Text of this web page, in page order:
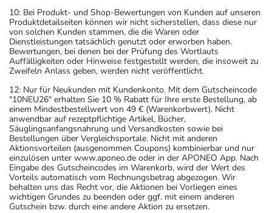
10: Bei Produkt- und Shop-Bewertungen von Kunden auf unseren
Produktdetailseiten können wir nicht sicherstellen, dass diese nur
von solchen Kunden stammen, die die Waren oder
Dienstleistungen tatsächlich genutzt oder erworben haben.
Bewertungen, bei denen bei der Prüfung des Wortlauts
Auffälligkeiten oder Hinweise festgestellt werden, die insoweit zu
Zweifeln Anlass geben, werden nicht veröffentlicht.
12: Nur für Neukunden mit Kundenkonto. Mit dem Gutscheincode
"10NEU26" erhalten Sie 10 % Rabatt für Ihre erste Bestellung, ab
einem Mindestbestellwert von 49 € (Warenkorbwert). Nicht
anwendbar auf rezeptpflichtige Artikel, Bücher,
Säuglingsanfangsnahrung und Versandkosten sowie bei
Bestellungen über Vergleichsportale. Nicht mit anderen
Aktionsvorteilen (ausgenommen Coupons) kombinierbar und nur
einzulösen unter www.aponeo.de oder in der APONEO App. Nach
Eingabe des Gutscheincodes im Warenkorb, wird der Wert des
Vorteils automatisch vom Rechnungsbetrag abgezogen. Wir
behalten uns das Recht vor, die Aktionen bei Vorliegen eines
wichtigen Grundes zu beenden oder ggf. mit einem anderen
Gutschein bzw. durch eine andere Aktion zu ersetzen.